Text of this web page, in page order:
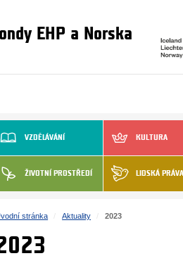
EHP a Norska
VZDĚLÁVÁNÍ KULTURA
ŽIVOTNÍ PROSTŘEDÍ LIDSKÁ PRÁVA
stránka Aktuality 2023